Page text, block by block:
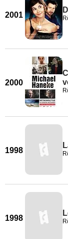
2001
2000
1998
1998